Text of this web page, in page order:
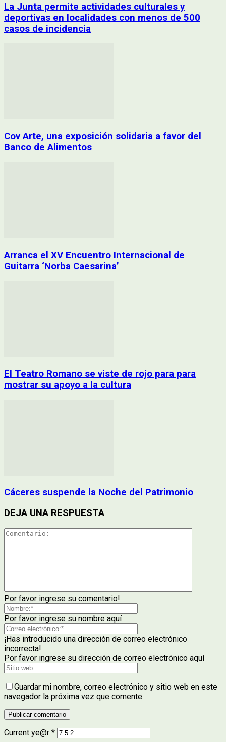
La Junta permite actividades culturales y
deportivas en localidades con menos de 500
casos de incidencia
Cov Arte, una exposición solidaria a favor del
Banco de Alimentos
Arranca el XV Encuentro Internacional de
Guitarra ‘Norba Caesarina’
El Teatro Romano se viste de rojo para para
mostrar su apoyo a la cultura
Cáceres suspende la Noche del Patrimonio
DEJA UNA RESPUESTA
Por favor ingrese su comentario!
Por favor ingrese su nombre aquí
¡Has introducido una dirección de correo electrónico
incorrecta!
Por favor ingrese su dirección de correo electrónico aquí
Guardar mi nombre, correo electrónico y sitio web en este
navegador la próxima vez que comente.
Current ye@r *